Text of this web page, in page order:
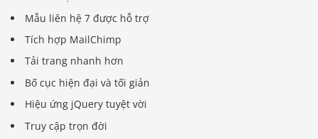
Mẫu liên hệ 7 được hỗ trợ
Tích hợp MailChimp
Tải trang nhanh hơn
Bố cục hiện đại và tối giản
Hiệu ứng jQuery tuyệt vời
Truy cập trọn đời